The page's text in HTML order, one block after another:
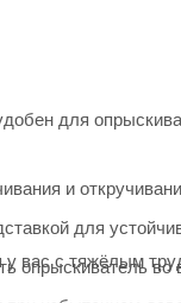
для
и
для
опрыскиватель
вас с тяжёлым